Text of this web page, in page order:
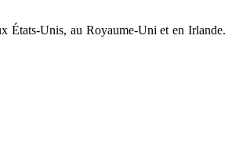
États-Unis, au Royaume-Uni et en Irlande.